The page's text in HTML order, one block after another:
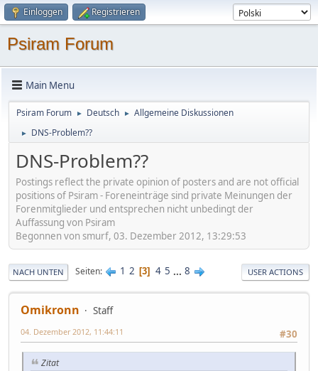
Einloggen Registrieren
Psiram Forum
Main Menu
Psiram Forum ► Deutsch ► Allgemeine Diskussionen
► DNS-Problem??
DNS-Problem??
Postings reflect the private opinion of posters and are not official
positions of Psiram - Foreneinträge sind private Meinungen der
Forenmitglieder und entsprechen nicht unbedingt der
Auffassung von Psiram
Begonnen von smurf, 03. Dezember 2012, 13:29:53
NACH UNTEN Seiten 1 2 3 4 5 ... 8 USER ACTIONS
Omikronn
Staff
#30
04. Dezember 2012, 11:44:11
Zitat